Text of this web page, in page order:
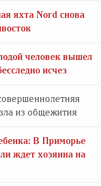
яхта Nord снова
человек вышел
исчез
из общежития
В Приморье
ждет хозяина на